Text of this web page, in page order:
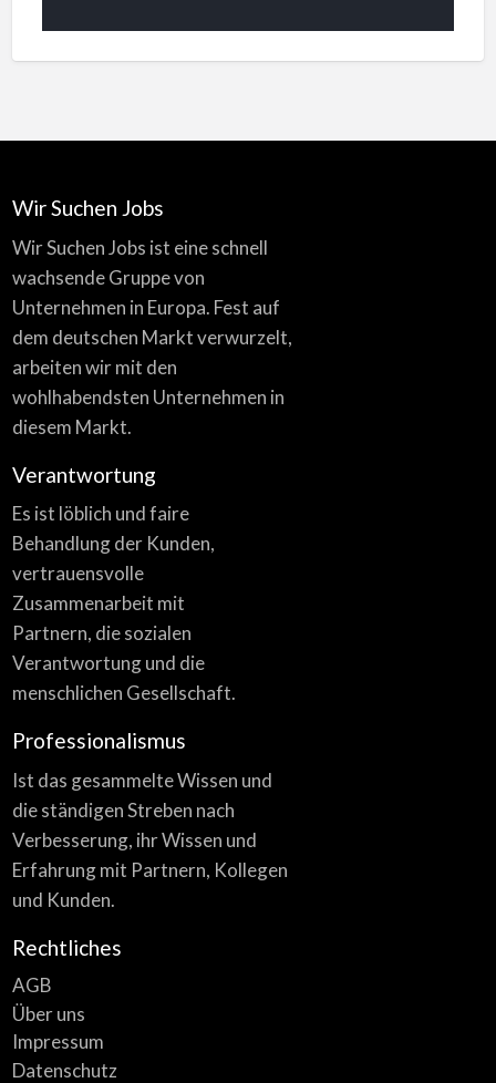
Wir Suchen Jobs
Wir Suchen Jobs ist eine schnell
wachsende Gruppe von
Unternehmen in Europa. Fest auf
dem deutschen Markt verwurzelt,
arbeiten wir mit den
wohlhabendsten Unternehmen in
diesem Markt.
Verantwortung
Es ist löblich und faire
Behandlung der Kunden,
vertrauensvolle
Zusammenarbeit mit
Partnern, die sozialen
Verantwortung und die
menschlichen Gesellschaft.
Professionalismus
Ist das gesammelte Wissen und
die ständigen Streben nach
Verbesserung, ihr Wissen und
Erfahrung mit Partnern, Kollegen
und Kunden.
Rechtliches
AGB
Über uns
Impressum
Datenschutz